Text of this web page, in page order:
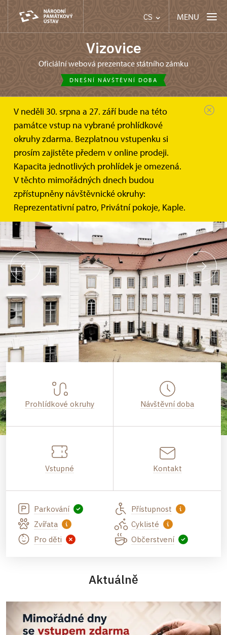
CS MENU
Vizovice
oficiální webová prezentace státního zámku
DNEŠNÍ NÁVŠTĚVNÍ DOBA
V neděli 30. srpna a 27. září bude na této
památce vstup na vybrané prohlídkové
okruhy zdarma. Bezplatnou vstupenku si
prosím zajistěte předem v online prodeji.
Kapacita jednotlivých prohlídek je omezená.
V těchto mimořádných dnech budou
zpřístupněny návštěvnické okruhy:
Reprezentativní patro, Privátní pokoje, Kaple.
Prohlídkové okruhy Návštěvní doba
Vstupné Kontakt
Parkování
Přístupnost
Zvířata
Cyklisté
Pro děti
Občerstvení
Aktuálně